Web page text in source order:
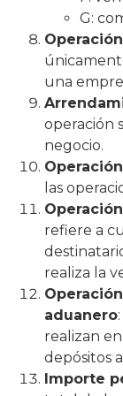
G:
una
operación
negocio.
las
refiere a
realiza la
aduanero
realizan
depósitos
Importe